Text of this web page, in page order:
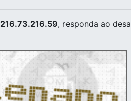
216.73.216.59, responda ao